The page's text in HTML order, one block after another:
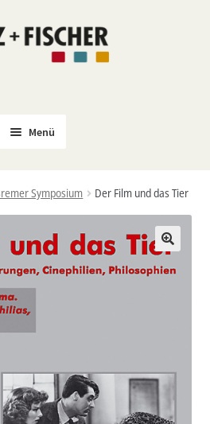
Menü
Untermenü
öffnen
Symposium Der Film und das Tier